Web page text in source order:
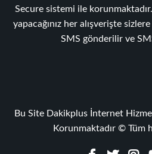
Secure sistemi ile
yapacağınız her alışverişte
SMS gönderilir ve
Bu Site Dakikplus İnternet
Korunmaktadır © Tüm